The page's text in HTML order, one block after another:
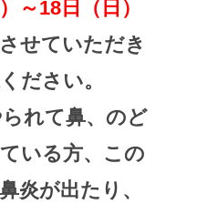
～18日（日）
せていただき
ださい。
れて鼻、のど
いる方、この
炎が出たり、